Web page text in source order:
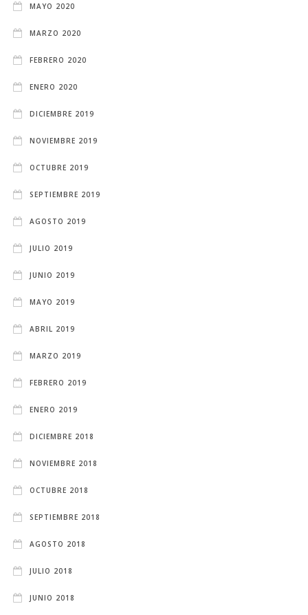
MAYO 2020
MARZO 2020
FEBRERO 2020
ENERO 2020
DICIEMBRE 2019
NOVIEMBRE 2019
OCTUBRE 2019
SEPTIEMBRE 2019
AGOSTO 2019
JULIO 2019
JUNIO 2019
MAYO 2019
ABRIL 2019
MARZO 2019
FEBRERO 2019
ENERO 2019
DICIEMBRE 2018
NOVIEMBRE 2018
OCTUBRE 2018
SEPTIEMBRE 2018
AGOSTO 2018
JULIO 2018
JUNIO 2018